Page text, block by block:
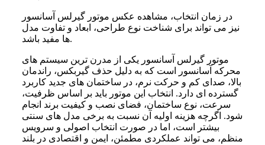
در زمان انتخاب، مشاهده عکس موتور گیرلس آسانسور
نیز می تواند برای شناخت نوع طراحی، ابعاد و تفاوت مدل
ها مفید باشد.
موتور گیرلس آسانسور یکی از مدرن ترین سیستم های
محرکه آسانسور است که به دلیل حذف گیربکس، راندمان
بالا، صدای کم و حرکت نرم، در ساختمان های جدید کاربرد
گسترده ای دارد. انتخاب این موتور باید بر اساس ظرفیت،
سرعت، نوع ساختمان، فضای نصب و کیفیت برند انجام
شود. اگرچه هزینه اولیه آن نسبت به برخی مدل های سنتی
بیشتر است، اما در صورت انتخاب اصولی و سرویس
منظم، می تواند عملکردی مطمئن، ایمن و اقتصادی در بلند